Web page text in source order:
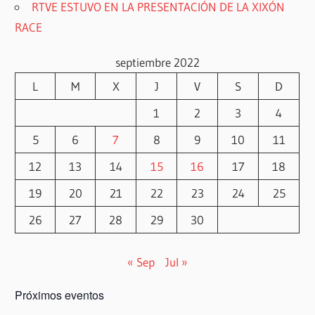
RTVE ESTUVO EN LA PRESENTACIÓN DE LA XIXÓN
RACE
septiembre 2022
L
M X J V S
D
1
2 3
4
5
6 7 8 9 10
11
12
13 14 15 16 17
18
19
20 21 22 23 24
25
26
27 28 29 30
« Sep Jul »
Próximos eventos